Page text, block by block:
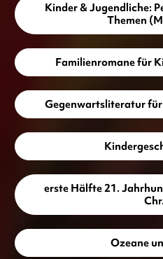
Kinder & Jugendliche:
Themen
Familienromane für
Gegenwartsliteratur
erste Hälfte 21.
Ozeane